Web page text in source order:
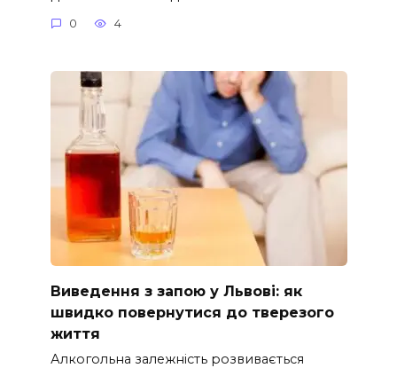
0 4
Виведення з запою у Львові: як
швидко повернутися до тверезого
життя
Алкогольна залежність розвивається